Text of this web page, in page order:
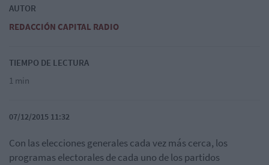
AUTOR
REDACCIÓN CAPITAL RADIO
TIEMPO DE LECTURA
1 min
07/12/2015 11:32
Con las elecciones generales cada vez más cerca, los
programas electorales de cada uno de los partidos